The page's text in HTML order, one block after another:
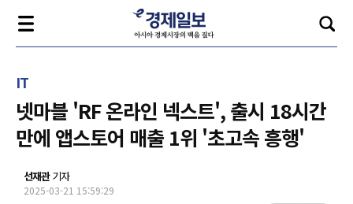
IT
넷마블 'RF 온라인 넥스트', 출시 18시간
만에 앱스토어 매출 1위 '초고속 흥행'
선재관기자
2025-03-21 15:59:29